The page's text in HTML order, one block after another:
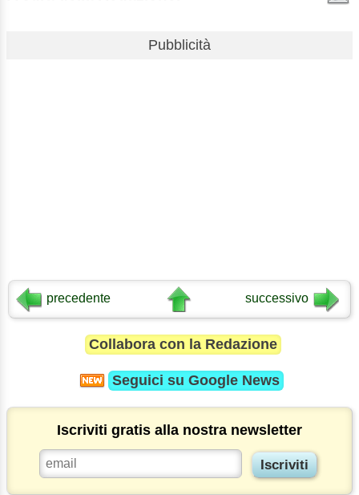
Pubblicità
precedente successivo
Collabora con la Redazione
Seguici su Google News
Iscriviti gratis alla nostra newsletter